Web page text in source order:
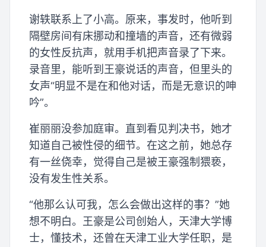
谢轶联系上了小高。原来，事发时，他听到
隔壁房间有床挪动和撞墙的声音，还有微弱
的女性反抗声，就用手机把声音录了下来。
录音里，能听到王豪说话的声音，但里头的
女声“明显不是在和他对话，而是无意识的呻
吟”。
崔丽丽没参加庭审。直到看见判决书，她才
知道自己被性侵的细节。在这之前，她总存
有一丝侥幸，觉得自己是被王豪强制猥亵，
没有发生性关系。
“他那么认可我，怎么会做出这样的事？”她
想不明白。王豪是公司创始人，天津大学博
士，懂技术，还曾在天津工业大学任职，是